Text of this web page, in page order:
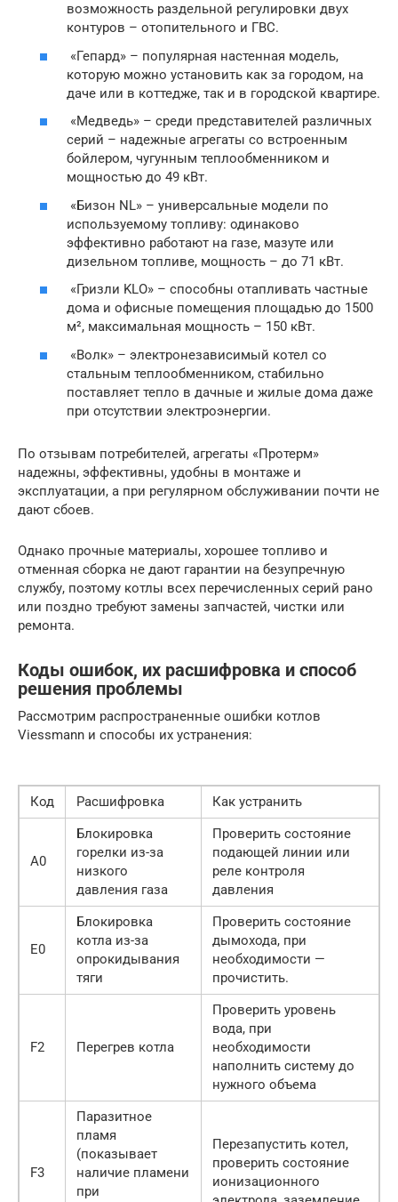
возможность раздельной регулировки двух
контуров – отопительного и ГВС.
«Гепард» – популярная настенная модель,
которую можно установить как за городом, на
даче или в коттедже, так и в городской квартире.
«Медведь» – среди представителей различных
серий – надежные агрегаты со встроенным
бойлером, чугунным теплообменником и
мощностью до 49 кВт.
«Бизон NL» – универсальные модели по
используемому топливу: одинаково
эффективно работают на газе, мазуте или
дизельном топливе, мощность – до 71 кВт.
«Гризли KLO» – способны отапливать частные
дома и офисные помещения площадью до 1500
м², максимальная мощность – 150 кВт.
«Волк» – электронезависимый котел со
стальным теплообменником, стабильно
поставляет тепло в дачные и жилые дома даже
при отсутствии электроэнергии.
По отзывам потребителей, агрегаты «Протерм»
надежны, эффективны, удобны в монтаже и
эксплуатации, а при регулярном обслуживании почти не
дают сбоев.
Однако прочные материалы, хорошее топливо и
отменная сборка не дают гарантии на безупречную
службу, поэтому котлы всех перечисленных серий рано
или поздно требуют замены запчастей, чистки или
ремонта.
Коды ошибок, их расшифровка и способ
решения проблемы
Рассмотрим распространенные ошибки котлов
Viessmann и способы их устранения:
Код Расшифровка Как устранить
A0
Блокировка
горелки из-за
низкого
давления газа
Проверить состояние
подающей линии или
реле контроля
давления
E0
Блокировка
котла из-за
опрокидывания
тяги
Проверить состояние
дымохода, при
необходимости —
прочистить.
F2 Перегрев котла
Проверить уровень
вода, при
необходимости
наполнить систему до
нужного объема
F3
Паразитное
пламя
(показывает
наличие пламени
при
Перезапустить котел,
проверить состояние
ионизационного